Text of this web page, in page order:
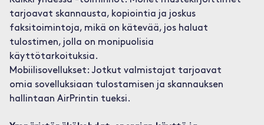
tarjoavat skannausta, kopiointia ja joskus
faksitoimintoja, mikä on kätevää, jos haluat
tulostimen, jolla on monipuolisia
käyttötarkoituksia.
Mobiilisovellukset: Jotkut valmistajat tarjoavat
omia sovelluksiaan tulostamisen ja skannauksen
hallintaan AirPrintin tueksi.